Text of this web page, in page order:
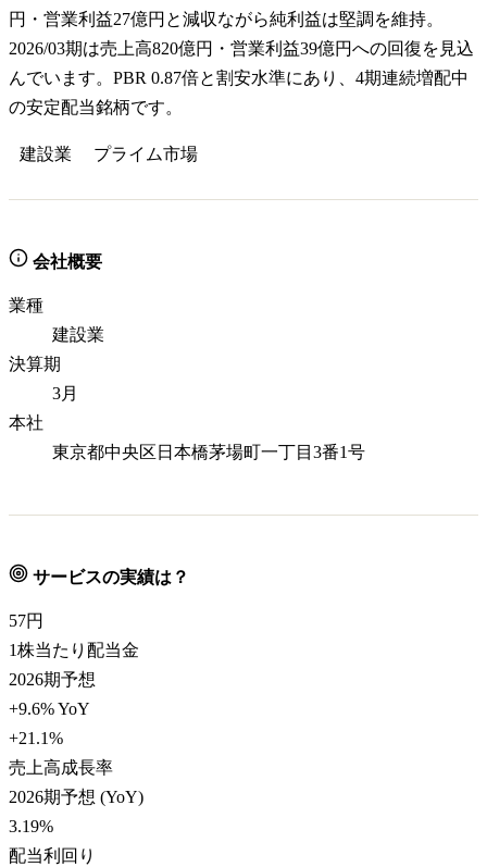
円・営業利益27億円と減収ながら純利益は堅調を維持。
2026/03期は売上高820億円・営業利益39億円への回復を見込
んでいます。PBR 0.87倍と割安水準にあり、4期連続増配中
の安定配当銘柄です。
建設業 プライム市場
会社概要
業種
建設業
決算期
3月
本社
東京都中央区日本橋茅場町一丁目3番1号
サービスの実績は？
57円
1株当たり配当金
2026期予想
+9.6% YoY
+21.1%
売上高成長率
2026期予想 (YoY)
3.19%
配当利回り